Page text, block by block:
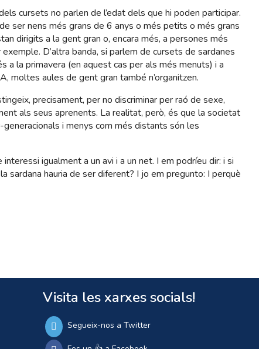
cursets no parlen de l’edat dels que hi poden participar.
ser nens més grans de 6 anys o més petits o més grans
dirigits a la gent gran o, encara més, a persones més
D’altra banda, si parlem de cursets de sardanes
a la primavera (en aquest cas per als més menuts) i a
moltes aules de gent gran també n’organitzen.
precisament, per no discriminar per raó de sexe,
als seus aprenents. La realitat, però, és que la societat
i menys com més distants són les
igualment a un avi i a un net. I em podríeu dir: i si
sardana hauria de ser diferent? I jo em pregunto: I perquè
Visita les xarxes socials!
Segueix-nos a Twitter